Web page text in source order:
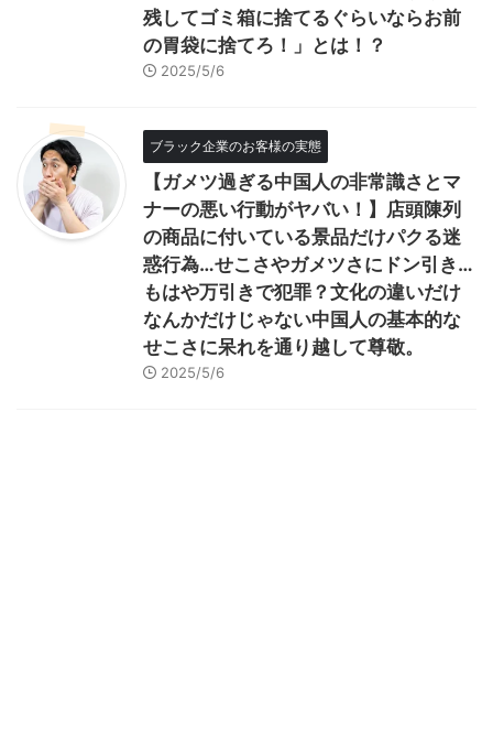
残してゴミ箱に捨てるぐらいならお前
の胃袋に捨てろ！」とは！？
2025/5/6
ブラック企業のお客様の実態
【ガメツ過ぎる中国人の非常識さとマ
ナーの悪い行動がヤバい！】店頭陳列
の商品に付いている景品だけパクる迷
惑行為…せこさやガメツさにドン引き…
もはや万引きで犯罪？文化の違いだけ
なんかだけじゃない中国人の基本的な
せこさに呆れを通り越して尊敬。
2025/5/6